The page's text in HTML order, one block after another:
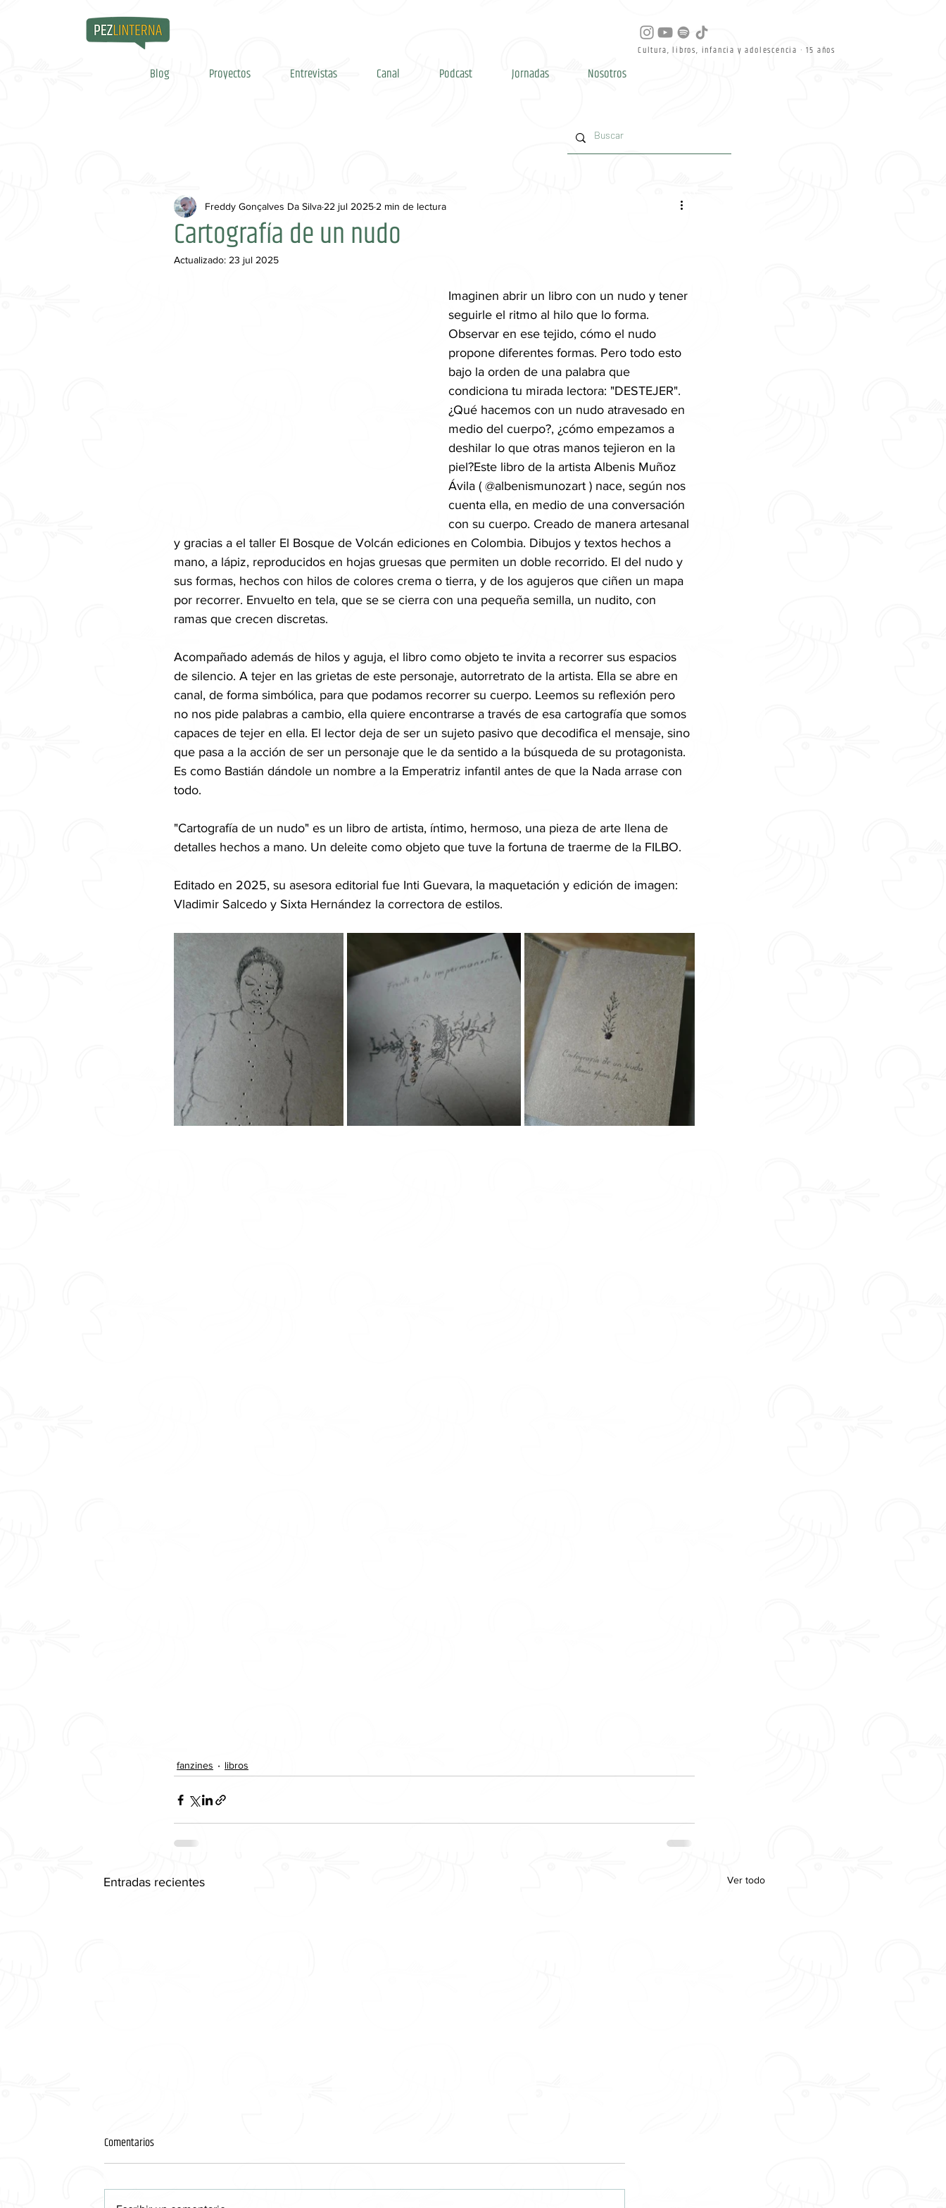
Cultura, libros, infancia y adolescencia · 15 años
Blog Proyectos Entrevistas Canal Podcast Jornadas Nosotros
Cartografía de un nudo
Freddy Gonçalves Da Silva 22 jul 2025 2 min de lectura
Actualizado: 23 jul 2025
Imaginen abrir un libro con un nudo y tener
seguirle el ritmo al hilo que lo forma.
Observar en ese tejido, cómo el nudo
propone diferentes formas. Pero todo esto
bajo la orden de una palabra que
condiciona tu mirada lectora: "DESTEJER".
¿Qué hacemos con un nudo atravesado en
medio del cuerpo?, ¿cómo empezamos a
deshilar lo que otras manos tejieron en la
piel?Este libro de la artista Albenis Muñoz
Ávila ( @albenismunozart ) nace, según nos
cuenta ella, en medio de una conversación
con su cuerpo. Creado de manera artesanal
y gracias a el taller El Bosque de Volcán ediciones en Colombia. Dibujos y textos hechos a
mano, a lápiz, reproducidos en hojas gruesas que permiten un doble recorrido. El del nudo y
sus formas, hechos con hilos de colores crema o tierra, y de los agujeros que ciñen un mapa
por recorrer. Envuelto en tela, que se se cierra con una pequeña semilla, un nudito, con
ramas que crecen discretas.
Acompañado además de hilos y aguja, el libro como objeto te invita a recorrer sus espacios
de silencio. A tejer en las grietas de este personaje, autorretrato de la artista. Ella se abre en
canal, de forma simbólica, para que podamos recorrer su cuerpo. Leemos su reflexión pero
no nos pide palabras a cambio, ella quiere encontrarse a través de esa cartografía que somos
capaces de tejer en ella. El lector deja de ser un sujeto pasivo que decodifica el mensaje, sino
que pasa a la acción de ser un personaje que le da sentido a la búsqueda de su protagonista.
Es como Bastián dándole un nombre a la Emperatriz infantil antes de que la Nada arrase con
todo.
"Cartografía de un nudo" es un libro de artista, íntimo, hermoso, una pieza de arte llena de
detalles hechos a mano. Un deleite como objeto que tuve la fortuna de traerme de la FILBO.
Editado en 2025, su asesora editorial fue Inti Guevara, la maquetación y edición de imagen:
Vladimir Salcedo y Sixta Hernández la correctora de estilos.
fanzines libros
Entradas recientes Ver todo
Comentarios